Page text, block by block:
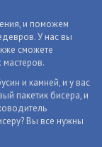
и поможем
У нас вы
сможете
мастеров.
и камней, и у вас
пакетик бисера, и
Вы все нужны